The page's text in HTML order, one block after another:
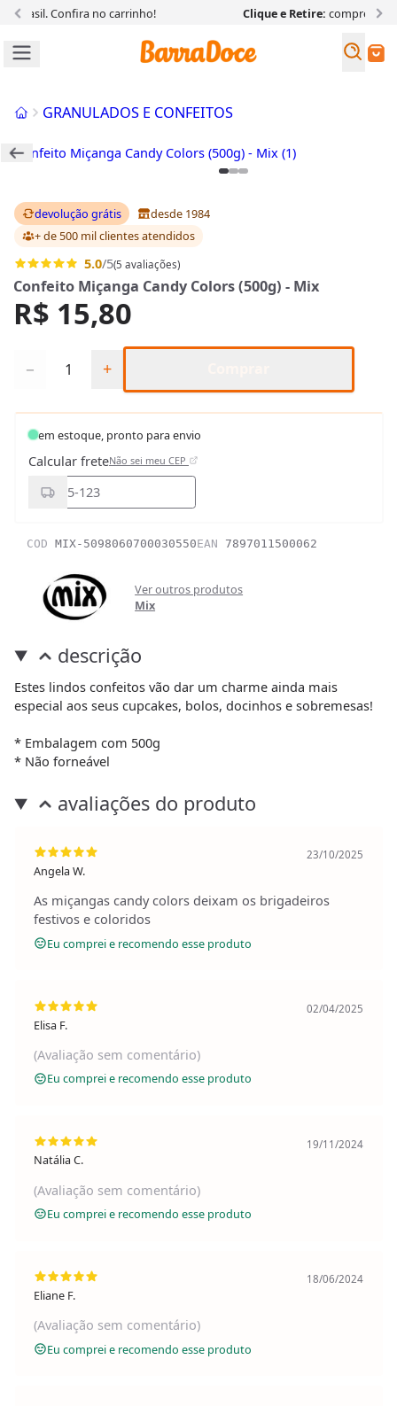
Frete fixoougrátispara todo o Brasil. Confirano carrinho!
Buscar
InícioGRANULADOS E CONFEITOS
devolução grátis
desde 1984
+ de 500 mil clientesatendidos
5.0/5(5 avaliações)
Confeito Miçanga Candy Colors (500g) - Mix
R$ 15,80
− +
em estoque, pronto para envio
Calcular freteNão sei meu CEP
COD MIX-5098060700030550EAN 7897011500062
Ver outros produtos
Mix
descrição
Estes lindos confeitos vão dar um charme ainda mais
especial aos seus cupcakes, bolos, docinhos e sobremesas!
* Embalagem com 500g
* Não forneável
avaliações do produto
Angela W.
23/10/2025
As miçangas candy colors deixam os brigadeiros
festivos e coloridos
Eu comprei e recomendo esse produto
Elisa F.
02/04/2025
(Avaliação sem comentário)
Eu comprei e recomendo esse produto
Natália C.
19/11/2024
(Avaliação sem comentário)
Eu comprei e recomendo esse produto
Eliane F.
18/06/2024
(Avaliação sem comentário)
Eu comprei e recomendo esse produto